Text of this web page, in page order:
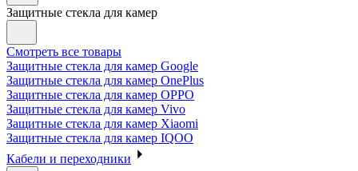
Защитные стекла для камер
Смотреть все товары
Защитные стекла для камер Google
Защитные стекла для камер OnePlus
Защитные стекла для камер OPPO
Защитные стекла для камер Vivo
Защитные стекла для камер Xiaomi
Защитные стекла для камер IQOO
Кабели и переходники